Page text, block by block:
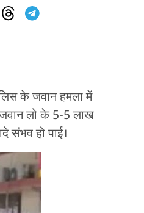
के जवान हमला में
जवान लो के 5-5 लाख
संभव हो पाई।